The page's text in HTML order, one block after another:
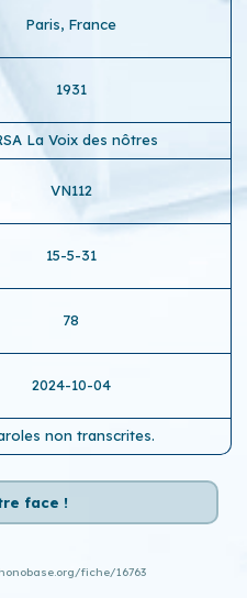
Paris, France
1931
La Voix des nôtres
VN112
15-5-31
78
2024-10-04
non transcrites.
face !
fiche/16763